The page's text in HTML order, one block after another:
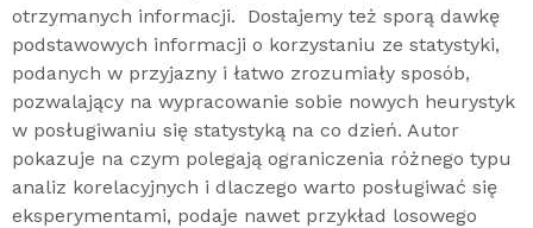
otrzymanych informacji. Dostajemy też sporą dawkę
podstawowych informacji o korzystaniu ze statystyki,
podanych w przyjazny i łatwo zrozumiały sposób,
pozwalający na wypracowanie sobie nowych heurystyk
w posługiwaniu się statystyką na co dzień. Autor
pokazuje na czym polegają ograniczenia różnego typu
analiz korelacyjnych i dlaczego warto posługiwać się
eksperymentami, podaje nawet przykład losowego